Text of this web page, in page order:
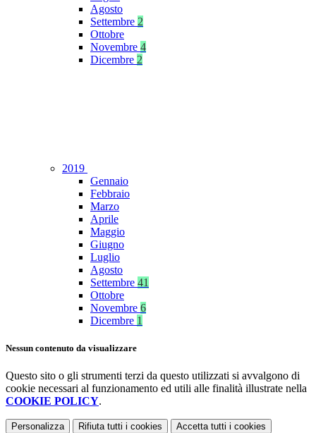
Agosto
Settembre 2
Ottobre
Novembre 4
Dicembre 2
2019
Gennaio
Febbraio
Marzo
Aprile
Maggio
Giugno
Luglio
Agosto
Settembre 41
Ottobre
Novembre 6
Dicembre 1
Nessun contenuto da visualizzare
Questo sito o gli strumenti terzi da questo utilizzati si avvalgono di
cookie necessari al funzionamento ed utili alle finalità illustrate nella
COOKIE POLICY.
Personalizza Rifiuta tutti i cookies Accetta tutti i cookies